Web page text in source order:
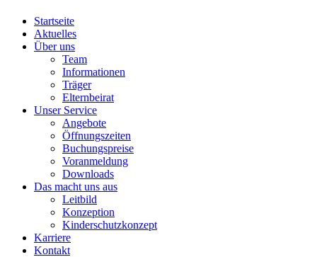
Startseite
Aktuelles
Über uns
Team
Informationen
Träger
Elternbeirat
Unser Service
Angebote
Öffnungszeiten
Buchungspreise
Voranmeldung
Downloads
Das macht uns aus
Leitbild
Konzeption
Kinderschutzkonzept
Karriere
Kontakt